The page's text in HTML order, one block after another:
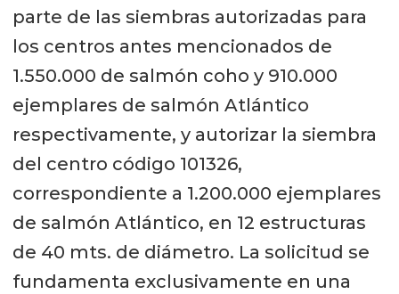
parte de las siembras autorizadas para
los centros antes mencionados de
1.550.000 de salmón coho y 910.000
ejemplares de salmón Atlántico
respectivamente, y autorizar la siembra
del centro código 101326,
correspondiente a 1.200.000 ejemplares
de salmón Atlántico, en 12 estructuras
de 40 mts. de diámetro. La solicitud se
fundamenta exclusivamente en una